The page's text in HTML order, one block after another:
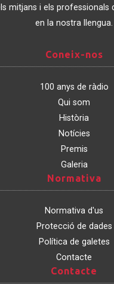
mitjans i els professionals
en la nostra llengua.
Coneix-nos
100 anys de ràdio
Qui som
Història
Notícies
Premis
Galeria
Normativa
Normativa d'us
Protecció de dades
Política de galetes
Contacte
Contacte